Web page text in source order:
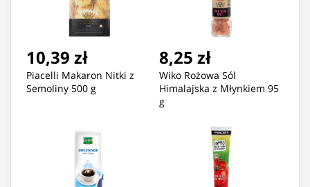
10,39 zł
Piacelli Makaron Nitki z
Semoliny 500 g
8,25 zł
Wiko Rożowa Sól
Himalajska z Młynkiem 95
g